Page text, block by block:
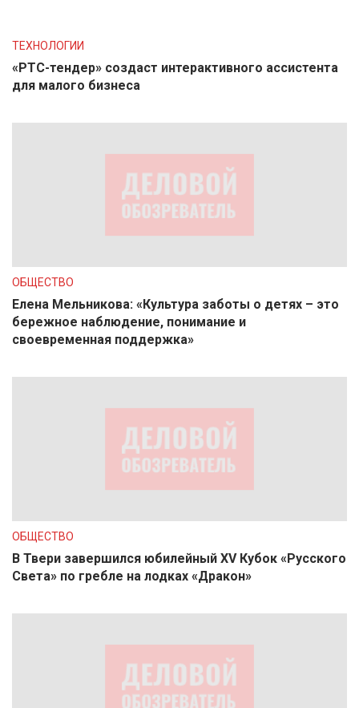
ТЕХНОЛОГИИ
«РТС-тендер» создаст интерактивного ассистента
для малого бизнеса
ОБЩЕСТВО
Елена Мельникова: «Культура заботы о детях – это
бережное наблюдение, понимание и
своевременная поддержка»
ОБЩЕСТВО
В Твери завершился юбилейный XV Кубок «Русского
Света» по гребле на лодках «Дракон»